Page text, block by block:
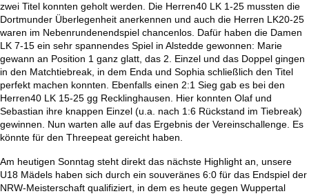
zwei Titel konnten geholt werden. Die Herren40 LK 1-25 mussten die
Dortmunder Überlegenheit anerkennen und auch die Herren LK20-25
waren im Nebenrundenendspiel chancenlos. Dafür haben die Damen
LK 7-15 ein sehr spannendes Spiel in Alstedde gewonnen: Marie
gewann an Position 1 ganz glatt, das 2. Einzel und das Doppel gingen
in den Matchtiebreak, in dem Enda und Sophia schließlich den Titel
perfekt machen konnten. Ebenfalls einen 2:1 Sieg gab es bei den
Herren40 LK 15-25 gg Recklinghausen. Hier konnten Olaf und
Sebastian ihre knappen Einzel (u.a. nach 1:6 Rückstand im Tiebreak)
gewinnen. Nun warten alle auf das Ergebnis der Vereinschallenge. Es
könnte für den Threepeat gereicht haben.
Am heutigen Sonntag steht direkt das nächste Highlight an, unsere
U18 Mädels haben sich durch ein souveränes 6:0 für das Endspiel der
NRW-Meisterschaft qualifiziert, in dem es heute gegen Wuppertal